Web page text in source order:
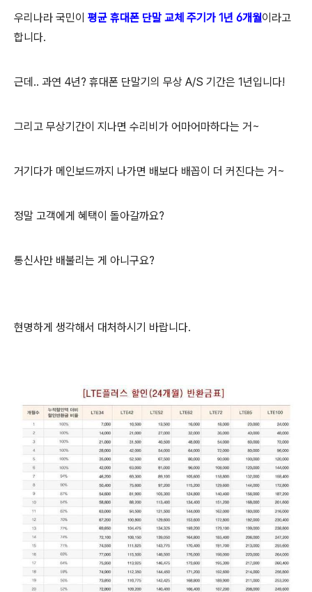
우리나라 국민이 평균 휴대폰 단말 교체 주기가 1년 6개월이라고
합니다.
근데.. 과연 4년? 휴대폰 단말기의 무상 A/S 기간은 1년입니다!
그리고 무상기간이 지나면 수리비가 어마어마하다는 거~
거기다가 메인보드까지 나가면 배보다 배꼽이 더 커진다는 거~
정말 고객에게 혜택이 돌아갈까요?
통신사만 배불리는 게 아니구요?
현명하게 생각해서 대처하시기 바랍니다.